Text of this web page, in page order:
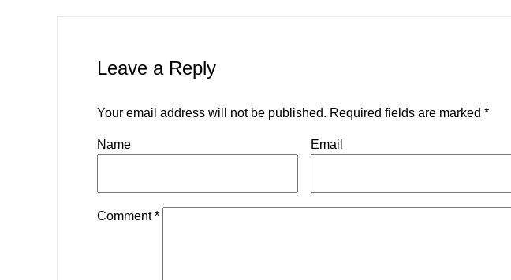
Leave a Reply
Your email address will not be published. Required fields are marked *
Name Email
Comment*